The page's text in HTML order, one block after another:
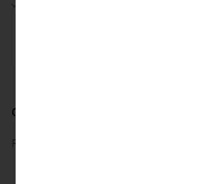
Your message *
Contact details
Preferred channel *